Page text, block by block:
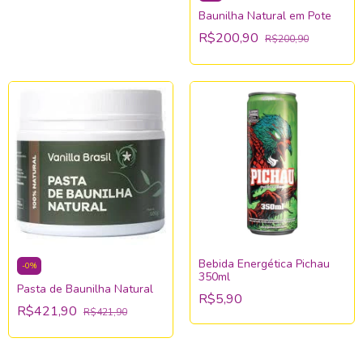
Baunilha Natural em Pote
R$200,90 R$200,90
-0%
Pasta de Baunilha Natural
R$421,90 R$421,90
Bebida Energética Pichau
350ml
R$5,90